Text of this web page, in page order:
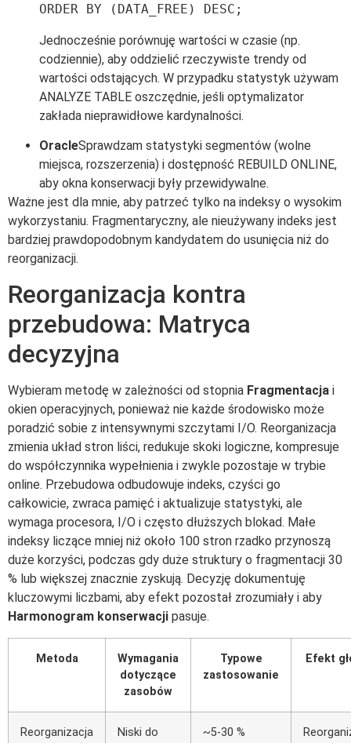
ORDER BY (DATA_FREE) DESC;
Jednocześnie porównuję wartości w czasie (np.
codziennie), aby oddzielić rzeczywiste trendy od
wartości odstających. W przypadku statystyk używam
ANALYZE TABLE oszczędnie, jeśli optymalizator
zakłada nieprawidłowe kardynalności.
OracleSprawdzam statystyki segmentów (wolne
miejsca, rozszerzenia) i dostępność REBUILD ONLINE,
aby okna konserwacji były przewidywalne.
Ważne jest dla mnie, aby patrzeć tylko na indeksy o wysokim
wykorzystaniu. Fragmentaryczny, ale nieużywany indeks jest
bardziej prawdopodobnym kandydatem do usunięcia niż do
reorganizacji.
Reorganizacja kontra
przebudowa: Matryca
decyzyjna
Wybieram metodę w zależności od stopnia Fragmentacja i
okien operacyjnych, ponieważ nie każde środowisko może
poradzić sobie z intensywnymi szczytami I/O. Reorganizacja
zmienia układ stron liści, redukuje skoki logiczne, kompresuje
do współczynnika wypełnienia i zwykle pozostaje w trybie
online. Przebudowa odbudowuje indeks, czyści go
całkowicie, zwraca pamięć i aktualizuje statystyki, ale
wymaga procesora, I/O i często dłuższych blokad. Małe
indeksy liczące mniej niż około 100 stron rzadko przynoszą
duże korzyści, podczas gdy duże struktury o fragmentacji 30
% lub większej znacznie zyskują. Decyzję dokumentuję
kluczowymi liczbami, aby efekt pozostał zrozumiały i aby
Harmonogram konserwacji pasuje.
Metoda
Wymagania
dotyczące
zasobów
Typowe
zastosowanie
Efekt
Reorganizacja
Niski do
~5-30 %